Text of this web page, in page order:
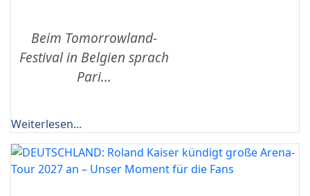
Beim Tomorrowland-
Festival in Belgien sprach
Pari...
Weiterlesen...